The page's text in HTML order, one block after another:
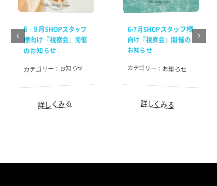
8・9月SHOPスタッフ
様向け『視察会』開催
のお知らせ
カテゴリー： お知らせ
詳しくみる
6•7月SHOPスタッフ様
向け『視察会』開催の
お知らせ
カテゴリー： お知らせ
詳しくみる